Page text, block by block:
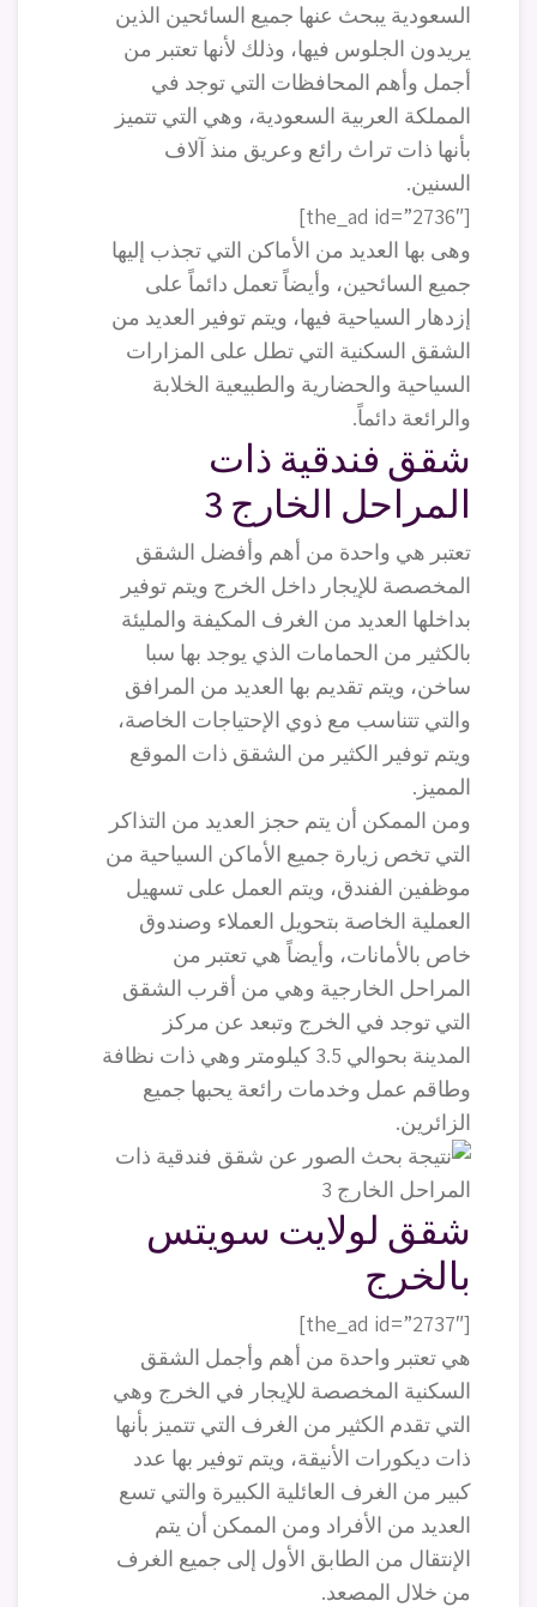
السعودية يبحث عنها جميع السائحين الذين
يريدون الجلوس فيها، وذلك لأنها تعتبر من
أجمل وأهم المحافظات التي توجد في
المملكة العربية السعودية، وهي التي تتميز
بأنها ذات تراث رائع وعريق منذ آلاف
السنين.
[the_ad id=”2736″]
وهى بها العديد من الأماكن التي تجذب إليها
جميع السائحين، وأيضاً تعمل دائماً على
إزدهار السياحية فيها، ويتم توفير العديد من
الشقق السكنية التي تطل على المزارات
السياحية والحضارية والطبيعية الخلابة
والرائعة دائماً.
شقق فندقية ذات
المراحل الخارج 3
تعتبر هي واحدة من أهم وأفضل الشقق
المخصصة للإيجار داخل الخرج ويتم توفير
بداخلها العديد من الغرف المكيفة والمليئة
بالكثير من الحمامات الذي يوجد بها سبا
ساخن، ويتم تقديم بها العديد من المرافق
والتي تتناسب مع ذوي الإحتياجات الخاصة،
ويتم توفير الكثير من الشقق ذات الموقع
المميز.
ومن الممكن أن يتم حجز العديد من التذاكر
التي تخص زيارة جميع الأماكن السياحية من
موظفين الفندق، ويتم العمل على تسهيل
العملية الخاصة بتحويل العملاء وصندوق
خاص بالأمانات، وأيضاً هي تعتبر من
المراحل الخارجية وهي من أقرب الشقق
التي توجد في الخرج وتبعد عن مركز
المدينة بحوالي 3.5 كيلومتر وهي ذات نظافة
وطاقم عمل وخدمات رائعة يحبها جميع
الزائرين.
شقق لولايت سويتس
بالخرج
[the_ad id=”2737″]
هي تعتبر واحدة من أهم وأجمل الشقق
السكنية المخصصة للإيجار في الخرج وهي
التي تقدم الكثير من الغرف التي تتميز بأنها
ذات ديكورات الأنيقة، ويتم توفير بها عدد
كبير من الغرف العائلية الكبيرة والتي تسع
العديد من الأفراد ومن الممكن أن يتم
الإنتقال من الطابق الأول إلى جميع الغرف
من خلال المصعد.